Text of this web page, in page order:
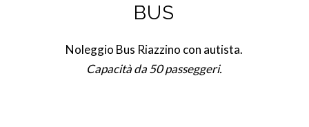
BUS
Noleggio Bus Riazzino con autista.
Capacità da 50 passeggeri.